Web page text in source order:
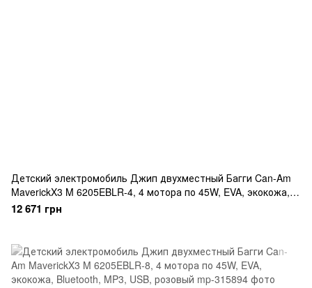
Детский электромобиль Джип двухместный Багги Can-Am
MaverickX3 M 6205EBLR-4, 4 мотора по 45W, EVA, экокожа,
Bluetooth, MP3, USB, синий
12 671 грн